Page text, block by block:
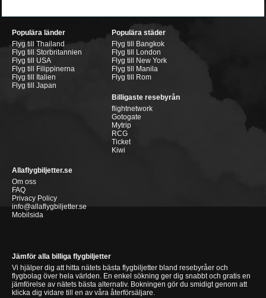
Populära länder
Flyg till Thailand
Flyg till Storbritannien
Flyg till USA
Flyg till Filippinerna
Flyg till Italien
Flyg till Japan
Populära städer
Flyg till Bangkok
Flyg till London
Flyg till New York
Flyg till Manila
Flyg till Rom
Billigaste resebyrån
flightnetwork
Gotogate
Mytrip
RCG
Ticket
Kiwi
Allaflygbiljetter.se
Om oss
FAQ
Privacy Policy
info@allaflygbiljetter.se
Mobilsida
Jämför alla billiga flygbiljetter
Vi hjälper dig att hitta nätets bästa flygbiljetter bland resebyråer och
flygbolag över hela världen. En enkel sökning ger dig snabbt och gratis en
jämförelse av nätets bästa alternativ. Bokningen gör du smidigt genom att
klicka dig vidare till en av våra återförsäljare.